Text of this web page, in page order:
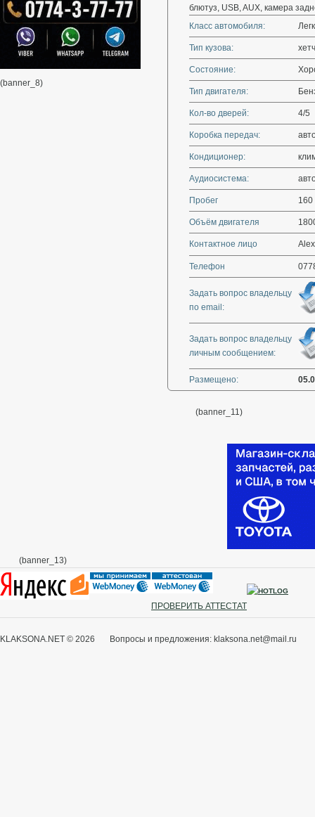
(banner_8)
блютуз, USB, AUX, камера
Класс автомобиля:
Тип кузова:
Состояние:
Тип двигателя:
Кол-во дверей: 4/5
Коробка передач:
Кондиционер:
Аудиосистема:
Пробег 160
Объём двигателя
Контактное лицо
Телефон
Задать вопрос владельцу
по email:
Задать вопрос владельцу
личным сообщением:
Размещено:
(banner_11)
(banner_13)
ПРОВЕРИТЬ АТТЕСТАТ
KLAKSONA.NET © 2026 Вопросы и предложения: klaksona.net@mail.ru